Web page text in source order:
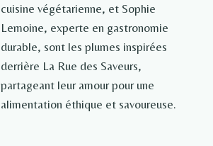
cuisine végétarienne, et Sophie
Lemoine, experte en gastronomie
durable, sont les plumes inspirées
derrière La Rue des Saveurs,
partageant leur amour pour une
alimentation éthique et savoureuse.